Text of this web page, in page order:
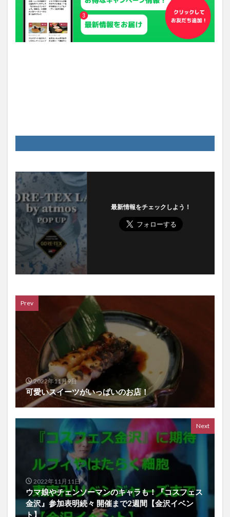
最新情報をチェックしよう！
Prev
2022年11月9日
可愛いスイーツがいっぱいのお店！
Next
2022年11月11日
ウマ娘やチェンソーマンのキャラも！『コスフェス
金沢』参加表明続々 開催まで2週間【金沢イベン
ト】